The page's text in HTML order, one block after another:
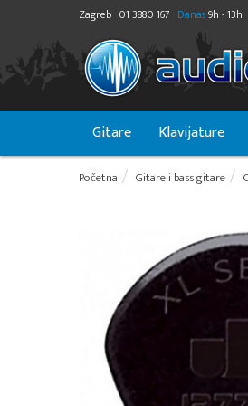
Zagreb 01 3880 167 Danas9h - 13h
Gitare Klavijature
Početna Gitare i bass gitare